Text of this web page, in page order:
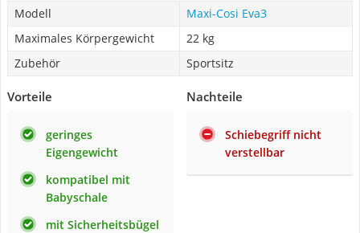
Modell
Maxi-Cosi Eva3
Maximales Körpergewicht
22 kg
Zubehör
Sportsitz
Vorteile
geringes
Eigengewicht
kompatibel mit
Babyschale
mit Sicherheitsbügel
Nachteile
Schiebegriff nicht
verstellbar